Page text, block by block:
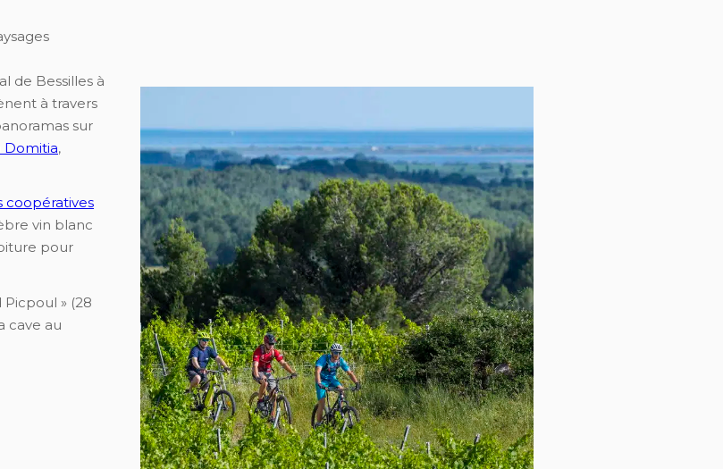
de Bessilles à
à travers
sur
Domitia,
coopératives
vin blanc
pour
Picpoul » (28
cave au